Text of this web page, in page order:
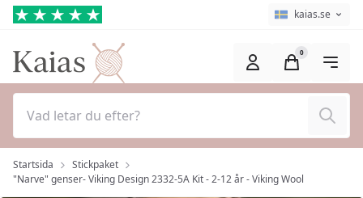
Hoppa till huvudinnehåll (Tryck på Enter) Språkväljare
Aktuellt språk
kaias.se
Sök
0
Startsida
Stickpaket
"Narve" genser- Viking Design 2332-5A Kit - 2-12 år - Viking Wool